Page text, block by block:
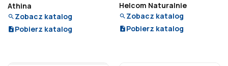
Athina
Zobacz katalog
Pobierz katalog
Helcom Naturalnie
Zobacz katalog
Pobierz katalog